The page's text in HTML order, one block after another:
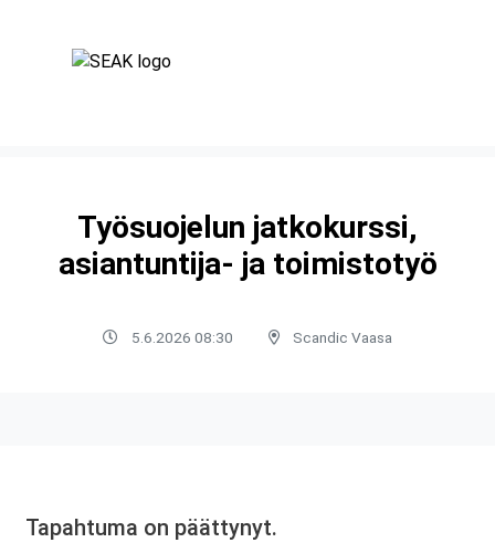
Työsuojelun jatkokurssi,
asiantuntija- ja toimistotyö
5.6.2026 08:30 Scandic Vaasa
Tapahtuma on päättynyt.